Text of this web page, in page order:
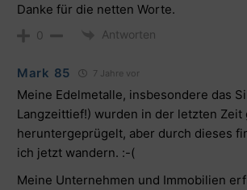
Danke für die netten Worte.
0 Antworten
Mark 85 7 Jahre vor
Meine Edelmetalle, insbesondere das
Langzeittief!) wurden in der letzten Zeit
heruntergeprügelt, aber durch dieses
ich jetzt wandern. :-(
Meine Unternehmen und Immobilien